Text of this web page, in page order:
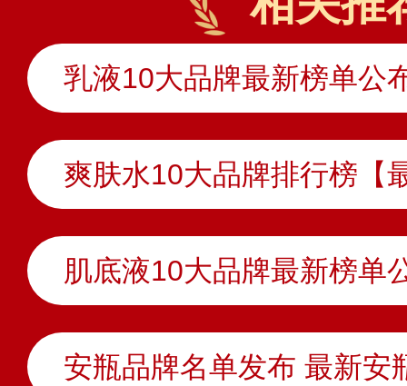
爽肤水10大品牌排行榜【
安瓶品牌名单发布 最新安